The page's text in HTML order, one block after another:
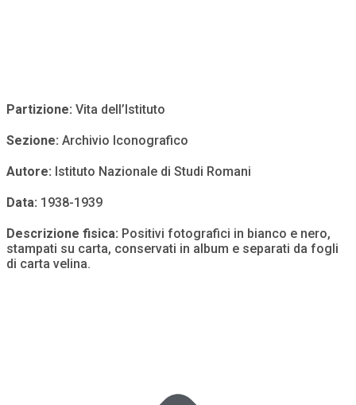
Partizione: Vita dell’Istituto
Sezione: Archivio Iconografico
Autore: Istituto Nazionale di Studi Romani
Data: 1938-1939
Descrizione fisica: Positivi fotografici in bianco e nero,
stampati su carta, conservati in album e separati da fogli
di carta velina.